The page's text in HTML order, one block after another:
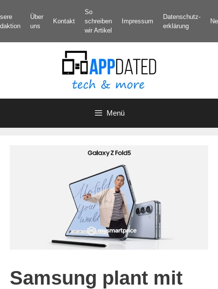
Inhalt
springen
Über
uns
Kontakt
So
schreiben
wir Artikel
Impressum
Datenschutz­
erklärung
Menü
Samsung plant mit